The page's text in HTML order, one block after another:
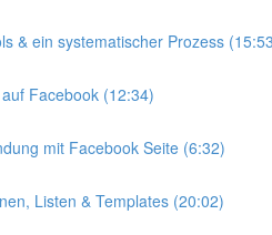
& ein systematischer Prozess
Facebook (12:34)
mit Facebook Seite (6:32)
Listen & Templates (20:02)